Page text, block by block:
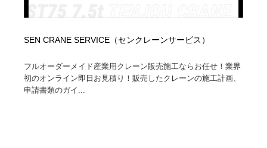
SEN CRANE SERVICE（センクレーンサービス）
フルオーダーメイド産業用クレーン販売施工ならお任せ！業界
初のオンライン即日お見積り！販売したクレーンの施工計画、
申請書類のガイ...